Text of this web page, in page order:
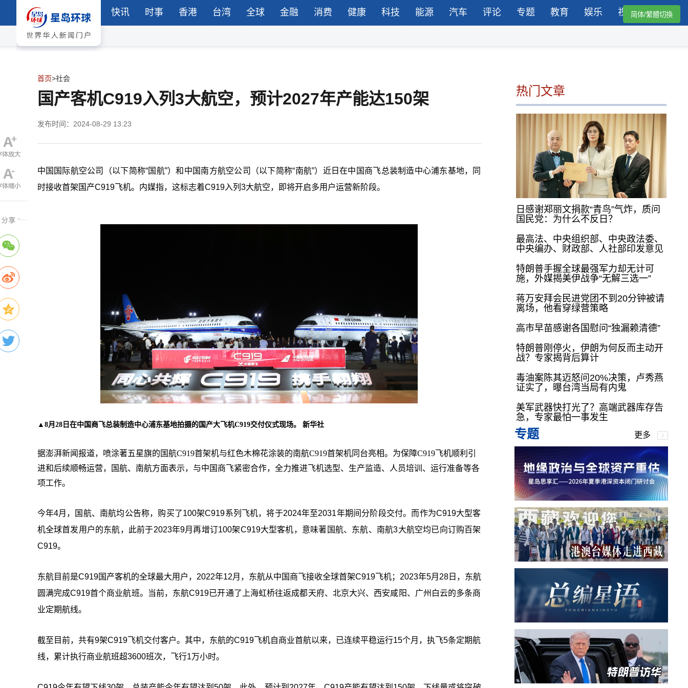
快讯 时事 香港 台湾 全球 金融 消费 健康 科技 能源 汽车 评论 专题 教育 娱乐 视频简体/繁體切換
首页>社会
国产客机C919入列3大航空，预计2027年产能达150架
发布时间：2024-08-29 13:23
中国国际航空公司（以下简称“国航”）和中国南方航空公司（以下简称“南航”）近日在中国商飞总装制造中心浦东基地，同
时接收首架国产C919飞机。内媒指，这标志着C919入列3大航空，即将开启多用户运营新阶段。
▲8月28日在中国商飞总装制造中心浦东基地拍摄的国产大飞机C919交付仪式现场。 新华社
据澎湃新闻报道，喷涂著五星旗的国航C919首架机与红色木棉花涂装的南航C919首架机同台亮相。为保障C919飞机顺利引
进和后续顺畅运营，国航、南航方面表示，与中国商飞紧密合作，全力推进飞机选型、生产监造、人员培训、运行准备等各
项工作。
今年4月，国航、南航均公告称，购买了100架C919系列飞机，将于2024年至2031年期间分阶段交付。而作为C919大型客
机全球首发用户的东航，此前于2023年9月再增订100架C919大型客机，意味著国航、东航、南航3大航空均已向订购百架
C919。
东航目前是C919国产客机的全球最大用户，2022年12月，东航从中国商飞接收全球首架C919飞机；2023年5月28日，东航
圆满完成C919首个商业航班。当前，东航C919已开通了上海虹桥往返成都天府、北京大兴、西安咸阳、广州白云的多条商
业定期航线。
截至目前，共有9架C919飞机交付客户。其中，东航的C919飞机自商业首航以来，已连续平稳运行15个月，执飞5条定期航
线，累计执行商业航班超3600班次，飞行1万小时。
热门文章
日感谢郑丽文捐款“青鸟”气炸，质问
国民党：为什么不反日？
最高法、中央组织部、中央政法委、
中央编办、财政部、人社部印发意见
特朗普手握全球最强军力却无计可
施，外媒揭美伊战争“无解三选一”
蒋万安拜会民进党团不到20分钟被请
离场，他看穿绿营策略
高市早苗感谢各国慰问“独漏赖清德”
特朗普刚停火，伊朗为何反而主动开
战？专家揭背后算计
毒油案陈其迈怒问20%决策，卢秀燕
证实了，曝台湾当局有内鬼
美军武器快打光了？高端武器库存告
急，专家最怕一事发生
专题 更多